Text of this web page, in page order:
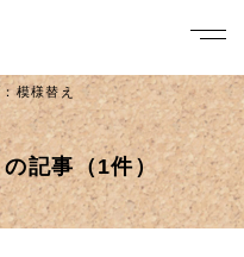
模様替え
記事（1件）